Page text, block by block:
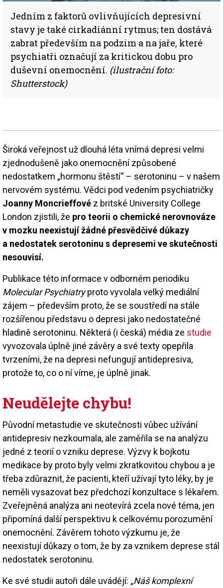
Jedním z faktorů ovlivňujících depresivní
stavy je také cirkadiánní rytmus; ten dostává
zabrat především na podzim a na jaře, které
psychiatři označují za kritickou dobu pro
duševní onemocnění. (ilustrační foto:
Shutterstock)
Široká veřejnost už dlouhá léta vnímá depresi velmi
zjednodušeně jako onemocnění způsobené
nedostatkem „hormonu štěstí“ – serotoninu – v našem
nervovém systému. Vědci pod vedením psychiatričky
Joanny Moncrieffové z britské University College
London zjistili, že pro teorii o chemické nerovnováze
v mozku neexistují žádné přesvědčivé důkazy
a nedostatek serotoninu s depresemi ve skutečnosti
nesouvisí.
Publikace této informace v odborném periodiku
Molecular Psychiatryproto vyvolala velký mediální
zájem – především proto, že se soustředí na stále
rozšířenou představu o depresi jako nedostatečné
hladině serotoninu. Některá (i česká) média ze studie
vyvozovala úplně jiné závěry a své texty opepřila
tvrzeními, že na depresi nefungují antidepresiva,
protože to, co o ní víme, je úplně jinak.
Neudělejte chybu!
Původní metastudie ve skutečnosti vůbec užívání
antidepresiv nezkoumala, ale zaměřila se na analýzu
jedné z teorií o vzniku deprese. Výzvy k bojkotu
medikace by proto byly velmi zkratkovitou chybou a je
třeba zdůraznit, že pacienti, kteří užívají tyto léky, by je
neměli vysazovat bez předchozí konzultace s lékařem.
Zveřejněná analýza ani neotevírá zcela nové téma, jen
připomíná další perspektivu k celkovému porozumění
onemocnění. Závěrem tohoto výzkumu je, že
neexistují důkazy o tom, že by za vznikem deprese stál
nedostatek serotoninu.
Ke své studii autoři dále uvádějí: „Náš komplexní